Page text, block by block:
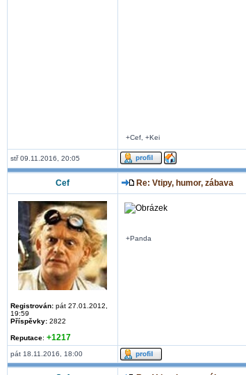
+Cef, +Kei
stř 09.11.2016, 20:05
Cef Re: Vtipy, humor, zábava
Registrován: pát 27.01.2012,
19:59
Příspěvky: 2822
Reputace: +1217
+Panda
pát 18.11.2016, 18:00